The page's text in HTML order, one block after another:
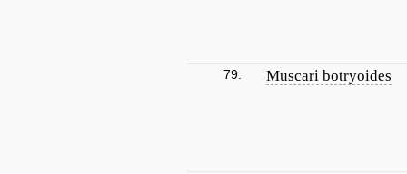
79. Muscari botryoides